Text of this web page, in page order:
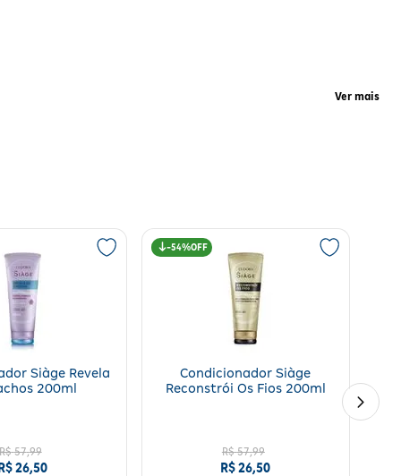
o
e da quebra. A tecnologiaAffinité 4Datua nas camadas mais
1 minuto
para melhor absorção e enxágue completamente. Evite
Ver mais
Siàge Revela
200ml
57,99
26,50
54%
Condicionador Siàge
Reconstrói Os Fios 200ml
R$ 57,99
R$26,50